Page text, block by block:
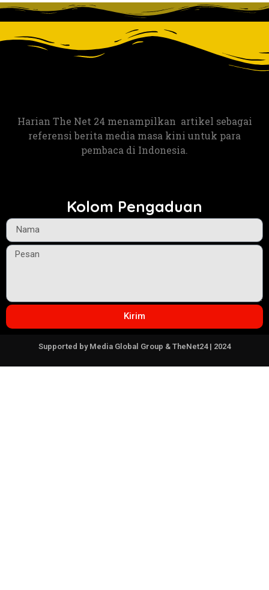
Harian The Net 24 menampilkan artikel sebagai
referensi berita media masa kini untuk para
pembaca di Indonesia.
Kolom Pengaduan
Kirim
Supported by Media Global Group & TheNet24 | 2024